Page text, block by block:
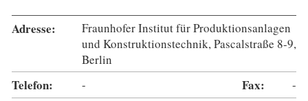
Adresse:
Fraunhofer Institut für Produktionsanlagen
und Konstruktionstechnik, Pascalstraße 8-9,
Berlin
Telefon: - Fax: -